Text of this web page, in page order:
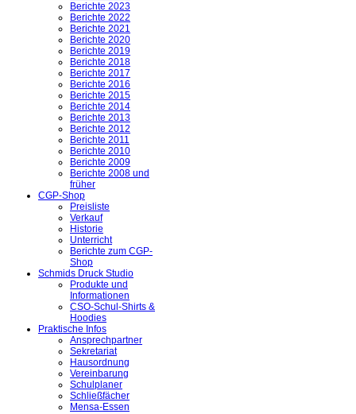
Berichte 2023
Berichte 2022
Berichte 2021
Berichte 2020
Berichte 2019
Berichte 2018
Berichte 2017
Berichte 2016
Berichte 2015
Berichte 2014
Berichte 2013
Berichte 2012
Berichte 2011
Berichte 2010
Berichte 2009
Berichte 2008 und
früher
CGP-Shop
Preisliste
Verkauf
Historie
Unterricht
Berichte zum CGP-
Shop
Schmids Druck Studio
Produkte und
Informationen
CSO-Schul-Shirts &
Hoodies
Praktische Infos
Ansprechpartner
Sekretariat
Hausordnung
Vereinbarung
Schulplaner
Schließfächer
Mensa-Essen